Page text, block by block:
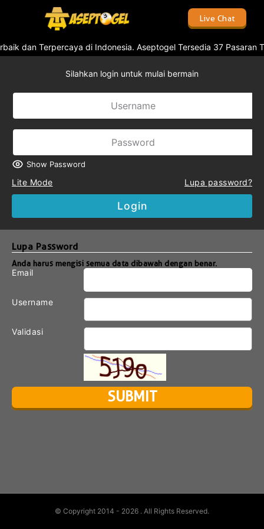
Live Chat
dan Terpercaya di Indonesia. Aseptogel Tersedia 37 Pasaran
Silahkan login untuk mulai bermain
Show Password
Lite Mode Lupa password?
Login
Lupa Password
Anda harus mengisi semua data dibawah dengan benar.
Email
Username
Validasi
© Copyright 2014 - 2026 . All Rights Reserved.